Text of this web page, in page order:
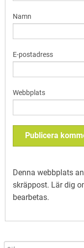
Namn
E-postadress
Webbplats
Denna webbplats
skräppost. Lär dig
bearbetas.